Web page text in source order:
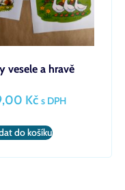
vesele a hravě
Kč s DPH
do košíku